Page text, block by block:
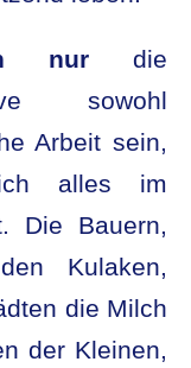
nur die
sowohl
Arbeit sein,
alles im
Die Bauern,
Kulaken,
die Milch
der Kleinen,